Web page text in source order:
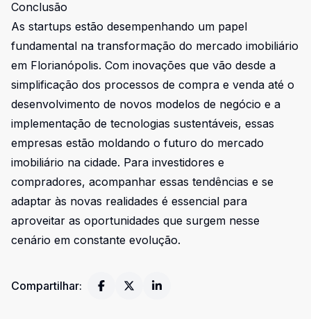
Conclusão
As startups estão desempenhando um papel
fundamental na transformação do mercado imobiliário
em Florianópolis. Com inovações que vão desde a
simplificação dos processos de compra e venda até o
desenvolvimento de novos modelos de negócio e a
implementação de tecnologias sustentáveis, essas
empresas estão moldando o futuro do mercado
imobiliário na cidade. Para investidores e
compradores, acompanhar essas tendências e se
adaptar às novas realidades é essencial para
aproveitar as oportunidades que surgem nesse
cenário em constante evolução.
Compartilhar: